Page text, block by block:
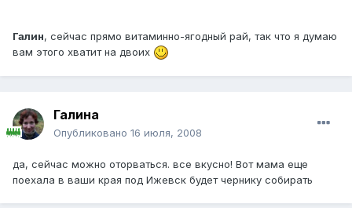
Галин, сейчас прямо витаминно-ягодный рай, так что я думаю
вам этого хватит на двоих
Галина
Опубликовано 16 июля, 2008
да, сейчас можно оторваться. все вкусно! Вот мама еще
поехала в ваши края под Ижевск будет чернику собирать